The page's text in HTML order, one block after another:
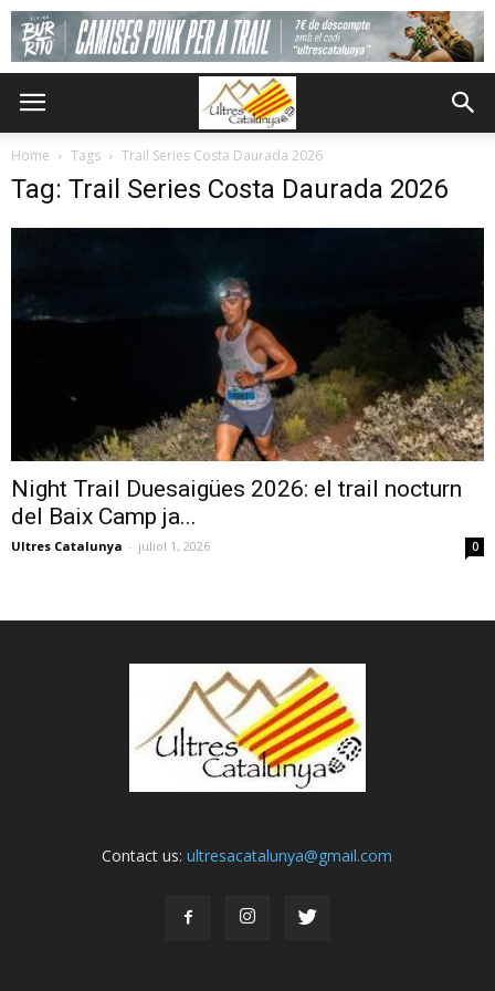
Home Tags Trail Series Costa Daurada 2026
Tag: Trail Series Costa Daurada 2026
Night Trail Duesaigües 2026: el trail nocturn
del Baix Camp ja...
Ultres Catalunya - juliol 1, 2026 0
Contact us:ultresacatalunya@gmail.com